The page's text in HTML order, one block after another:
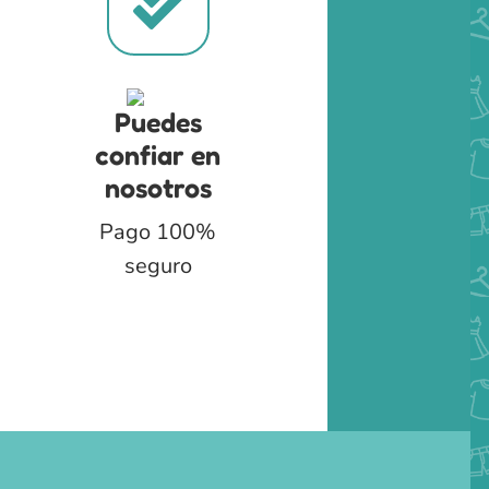
Puedes
confiar en
nosotros
Pago 100%
seguro